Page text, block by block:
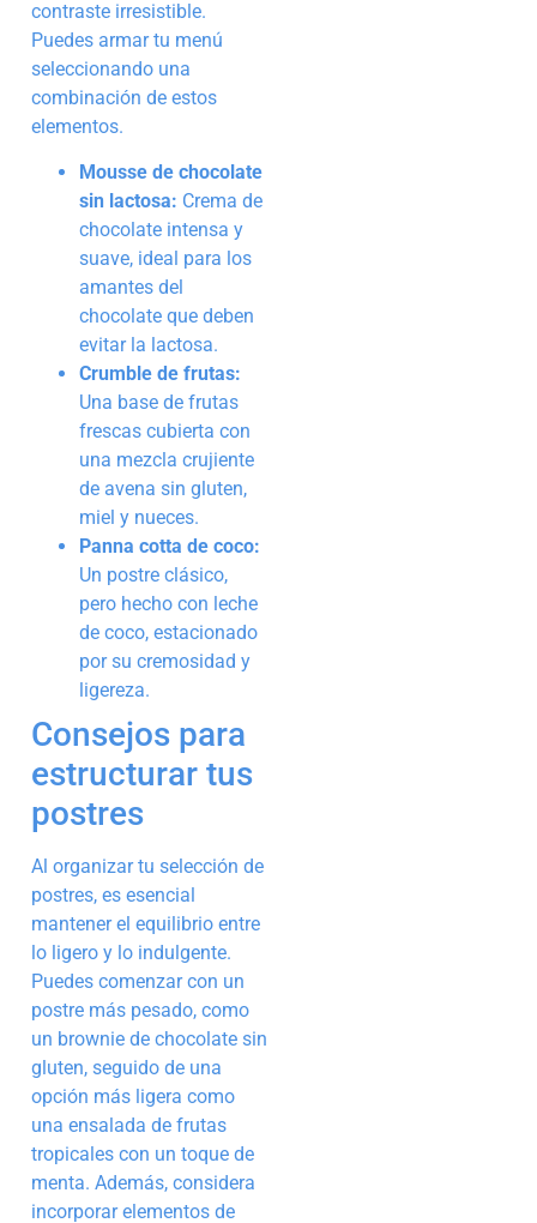
contraste irresistible.
Puedes armar tu menú
seleccionando una
combinación de estos
elementos.
Mousse de chocolate
sin lactosa: Crema de
chocolate intensa y
suave, ideal para los
amantes del
chocolate que deben
evitar la lactosa.
Crumble de frutas:
Una base de frutas
frescas cubierta con
una mezcla crujiente
de avena sin gluten,
miel y nueces.
Panna cotta de coco:
Un postre clásico,
pero hecho con leche
de coco, estacionado
por su cremosidad y
ligereza.
Consejos para
estructurar tus
postres
Al organizar tu selección de
postres, es esencial
mantener el equilibrio entre
lo ligero y lo indulgente.
Puedes comenzar con un
postre más pesado, como
un brownie de chocolate sin
gluten, seguido de una
opción más ligera como
una ensalada de frutas
tropicales con un toque de
menta. Además, considera
incorporar elementos de